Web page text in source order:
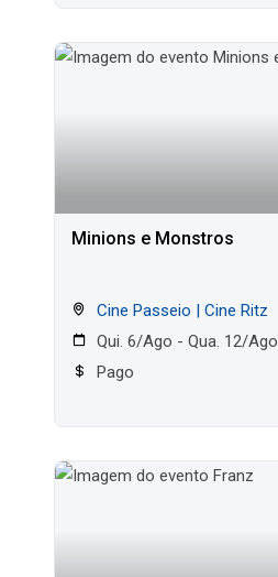
Minions e Monstros
Cine Passeio | Cine Ritz
Qui. 6/Ago - Qua. 12/Ago
Pago